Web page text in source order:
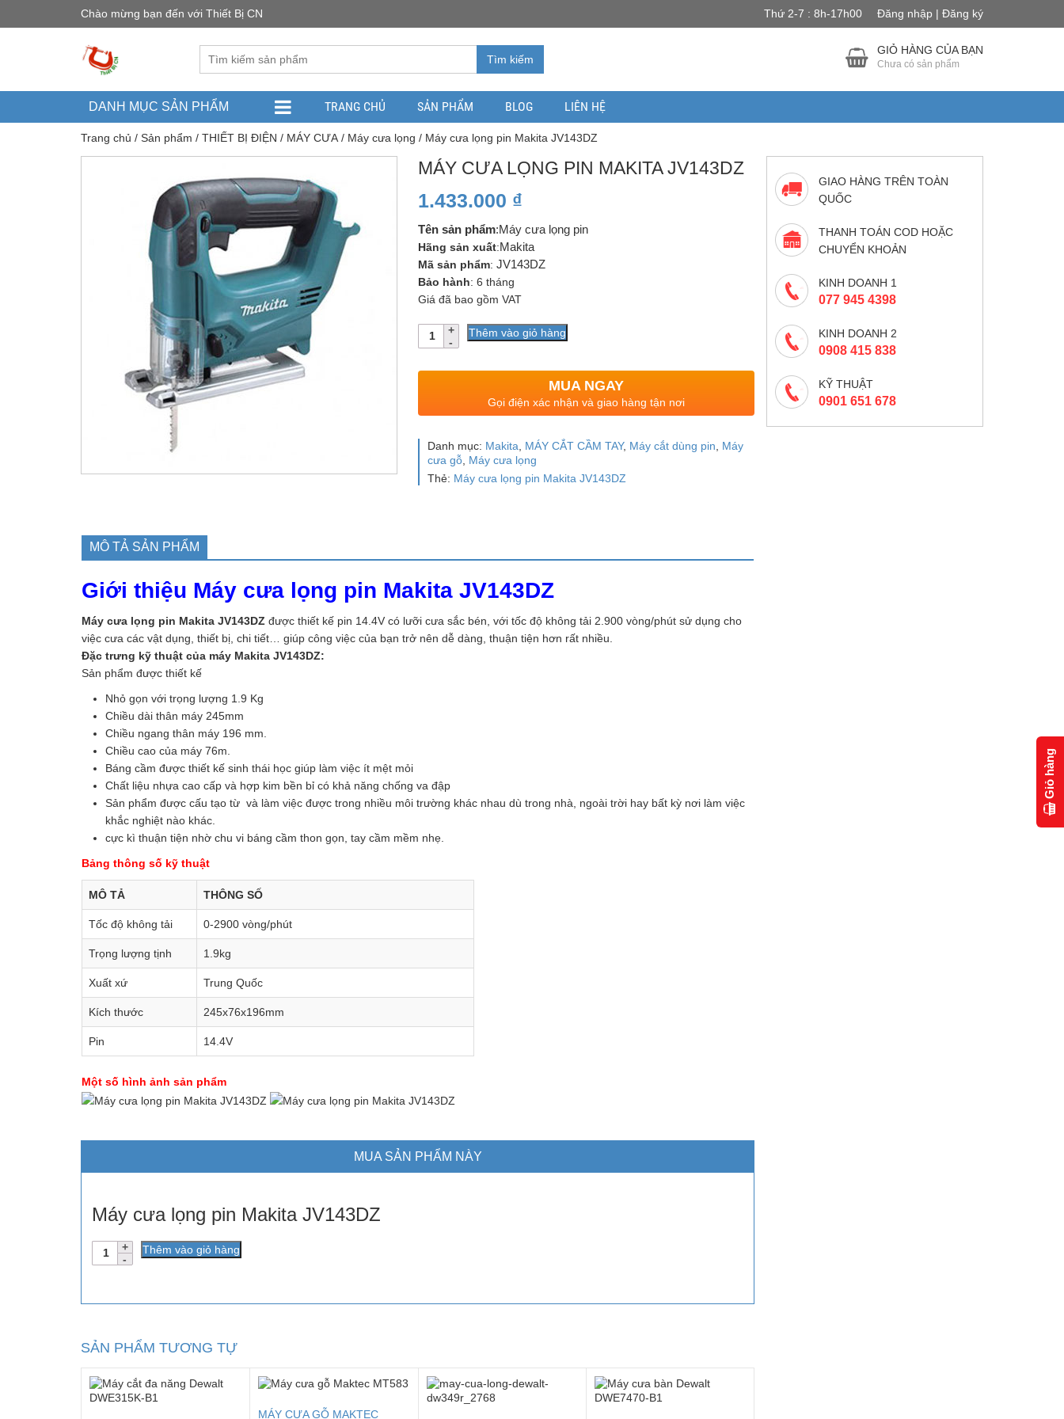
Chào mừng bạn đến với Thiết Bị CN Thứ 2-7 : 8h-17h00 Đăng nhập | Đăng ký
Tìm kiếm
GIỎ HÀNG CỦA BẠN
Chưa có sản phẩm
DANH MỤC SẢN PHẨM TRANG CHỦ SẢN PHẨM BLOG LIÊN HỆ
Trang chủ / Sản phẩm / THIẾT BỊ ĐIỆN / MÁY CƯA / Máy cưa lọng / Máy cưa lọng pin Makita JV143DZ
MÁY CƯA LỌNG PIN MAKITA JV143DZ
1.433.000 ₫
Tên sản phẩm:Máy cưa lọng pin
Hãng sản xuất:Makita
Mã sản phẩm: JV143DZ
Bảo hành: 6 tháng
Giá đã bao gồm VAT
Số
lượng
Thêm vào giỏ hàng
MUA NGAY
Gọi điện xác nhận và giao hàng tận nơi
Danh mục: Makita MÁY CẮT CẦM TAY, Máy cắt dùng pin
Máy
cưa gỗ, Máy cưa lọng
Thẻ: Máy cưa lọng pin Makita JV143DZ
MÔ TẢ SẢN PHẨM
Giới thiệu Máy cưa lọng pin Makita JV143DZ
Máy cưa lọng pin Makita JV143DZ được thiết kế pin 14.4V có lưỡi cưa sắc bén, với tốc độ không tải 2.900 vòng/phút sử dụng cho
việc cưa các vật dụng, thiết bị, chi tiết… giúp công việc của bạn trở nên dễ dàng, thuận tiện hơn rất nhiều.
Đặc trưng kỹ thuật của máy Makita JV143DZ:
Sản phẩm được thiết kế
Nhỏ gọn với trọng lượng 1.9 Kg
Chiều dài thân máy 245mm
Chiều ngang thân máy 196 mm.
Chiều cao của máy 76m.
Báng cầm được thiết kế sinh thái học giúp làm việc ít mệt mỏi
Chất liệu nhựa cao cấp và hợp kim bền bỉ có khả năng chống va đập
Sản phẩm được cấu tạo từ và làm việc được trong nhiều môi trường khác nhau dù trong nhà, ngoài trời hay bất kỳ nơi làm việc
khắc nghiệt nào khác.
cực kì thuận tiện nhờ chu vi báng cầm thon gọn, tay cầm mềm nhẹ.
Bảng thông số kỹ thuật
MÔ TẢ THÔNG SỐ
Tốc độ không tải 0-2900 vòng/phút
Trọng lượng tịnh 1.9kg
Xuất xứ Trung Quốc
Kích thước 245x76x196mm
Pin 14.4V
Một số hình ảnh sản phẩm
MUA SẢN PHẨM NÀY
Máy cưa lọng pin Makita JV143DZ
Số
lượng
Thêm vào giỏ hàng
SẢN PHẨM TƯƠNG TỰ
MÁY CƯA GỖ MAKTEC
GIAO HÀNG TRÊN TOÀN
QUỐC
THANH TOÁN COD HOẶC
CHUYỂN KHOẢN
KINH DOANH 1
077 945 4398
KINH DOANH 2
0908 415 838
KỸ THUẬT
0901 651 678
Giỏ hàng